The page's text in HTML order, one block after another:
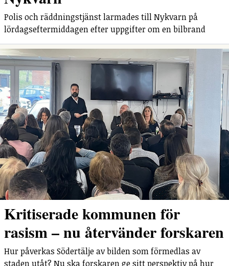
Polis och räddningstjänst larmades till Nykvarn på
lördagseftermiddagen efter uppgifter om en bilbrand
Kritiserade kommunen för
rasism – nu återvänder forskaren
Hur påverkas Södertälje av bilden som förmedlas av
staden utåt? Nu ska forskaren ge sitt perspektiv på hur